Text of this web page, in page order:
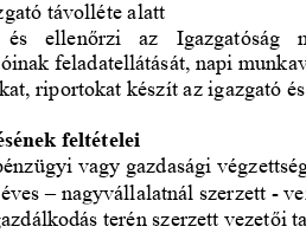
távolléte alatt
és  ellenőrzi  az  Igazgatóság
feladatellátását, napi
riportokat készít az igazgató
feltételei
vagy gazdasági
–nagyvállalatnál szerzett -
terén szerzett vezetői